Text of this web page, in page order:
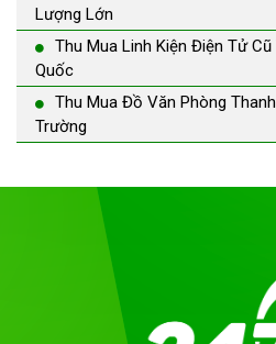
Lượng Lớn
Thu Mua Linh Kiện Điện Tử
Quốc
Thu Mua Đồ Văn Phòng
Trường